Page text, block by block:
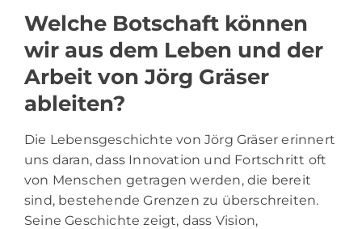
Welche Botschaft können
wir aus dem Leben und der
Arbeit von Jörg Gräser
ableiten?
Die Lebensgeschichte von Jörg Gräser erinnert
uns daran, dass Innovation und Fortschritt oft
von Menschen getragen werden, die bereit
sind, bestehende Grenzen zu überschreiten.
Seine Geschichte zeigt, dass Vision,